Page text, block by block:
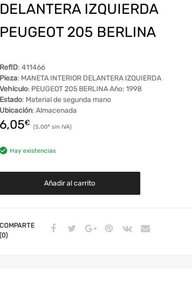
DELANTERA IZQUIERDA
PEUGEOT 205 BERLINA
RefID: 411466
Pieza: MANETA INTERIOR DELANTERA IZQUIERDA
Vehículo: PEUGEOT 205 BERLINA Año: 1998
Estado: Material de segunda mano
Ubicación: Almacenada
6,05€ 5,00€
Hay existencias
Añadir al carrito
COMPARTE
(0)